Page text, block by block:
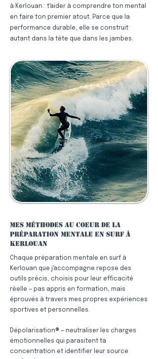
à Kerlouan : t'aider à comprendre ton mental
en faire ton premier atout. Parce que la
performance durable, elle se construit
autant dans la tête que dans les jambes.
Mes méthodes au coeur de la
préparation mentale en surf à
Kerlouan
Chaque préparation mentale en surf à
Kerlouan que j'accompagne repose des
outils précis, choisis pour leur efficacité
réelle — pas appris en formation, mais
éprouvés à travers mes propres expériences
sportives et personnelles.
Dépolarisation® — neutraliser les charges
émotionnelles qui parasitent ta
concentration et identifier leur source